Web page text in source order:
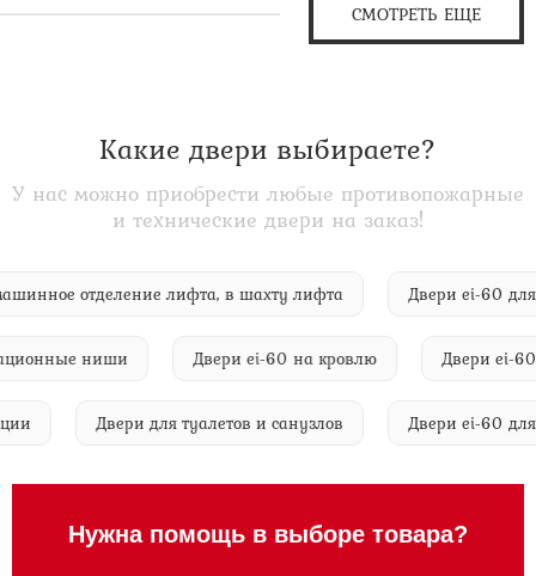
СМОТРЕТЬ ЕЩЕ
Какие двери выбираете?
У нас можно приобрести любые противопожарные
и технические двери на заказ!
машинное отделение лифта, в шахту лифта Двери ei-
ниши Двери ei-60 на кровлю Двери ei-60
Двери для туалетов и санузлов Двери ei-
Нужна помощь в выборе товара?